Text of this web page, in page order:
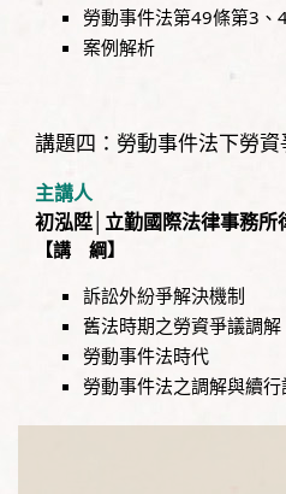
勞動事件法第49條第3、
案例解析
講題四：勞動事件法下勞
主講人
初泓陞│立勤國際法律事務所
【講 綱】
訴訟外紛爭解決機制
舊法時期之勞資爭議調解
勞動事件法時代
勞動事件法之調解與續